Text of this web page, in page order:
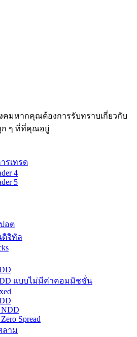
คมหากคุณต้องการรับทราบเกี่ยวกับ
ก ๆ ที่ที่คุณอยู่
รเทรด
4
5
อต
ดิจิทัล
แบบไม่มีค่าคอมมิชชั่น
NDD
Spread
าม